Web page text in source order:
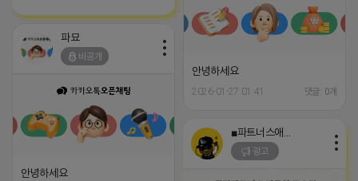
안녕하세요
2026-01-27 01:41 댓글: 0개
파묘
비공개
안녕하세요
광고